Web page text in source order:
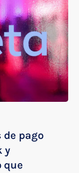
pago
y
que